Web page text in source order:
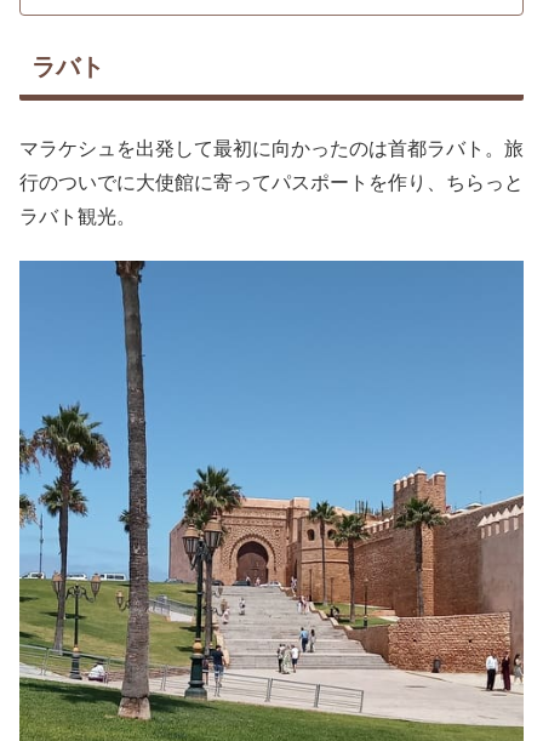
ラバト
マラケシュを出発して最初に向かったのは首都ラバト。旅
行のついでに大使館に寄ってパスポートを作り、ちらっと
ラバト観光。